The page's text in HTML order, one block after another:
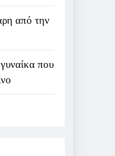
από την
που